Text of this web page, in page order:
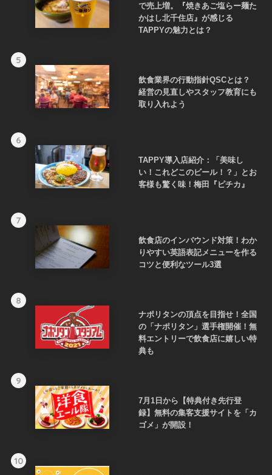
で売上増。『焼きあご塩らー麺た
かはし北千住店』が感じる
TAPPYの魅力とは？
5
飲食業界の行動指針QSCとは？
経営の見直しやスタッフ教育にも
取り入れよう
6
TAPPY導入店紹介：「美味し
い！これどこのビール！？」とお
客様も驚く味！梅田『ピチカ』
7
飲食店のインバウンド対策！わか
りやすい英語表記メニューを作る
コツと便利なツール3選
8
ナポリタンの頂点を目指せ！全国
の「ナポリタン」選手権開催！無
料エントリーで飲食店に嬉しい特
典も
9
7月1日から【特典付き先行登
録】無料の集客支援サイトを「カ
ゴメ」が開設！
10